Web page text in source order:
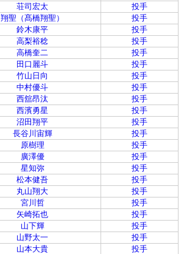
荘司宏太
投手
翔聖（髙橋翔聖）
投手
鈴木康平
投手
高梨裕稔
投手
高橋奎二
投手
田口麗斗
投手
竹山日向
投手
中村優斗
投手
西舘昂汰
投手
西濱勇星
投手
沼田翔平
投手
長谷川宙輝
投手
原樹理
投手
廣澤優
投手
星知弥
投手
松本健吾
投手
丸山翔大
投手
宮川哲
投手
矢崎拓也
投手
山下輝
投手
山野太一
投手
山本大貴
投手